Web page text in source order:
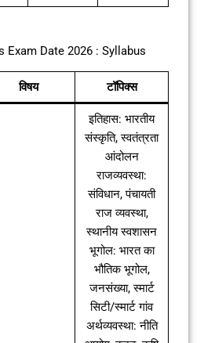
Exam Date 2026 : Syllabus
विषय टॉपिक्स
इतिहास: भारतीय
संस्कृति, स्वतंत्रता
आंदोलन
राजव्यवस्था:
संविधान, पंचायती
राज व्यवस्था,
स्थानीय स्वशासन
भूगोल: भारत का
भौतिक भूगोल,
जनसंख्या, स्मार्ट
सिटी/स्मार्ट गांव
अर्थव्यवस्था: नीति